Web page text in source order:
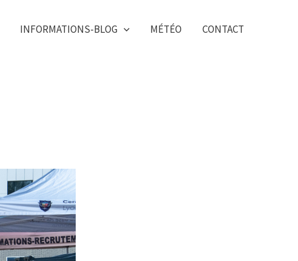
INFORMATIONS-BLOG MÉTÉO CONTACT